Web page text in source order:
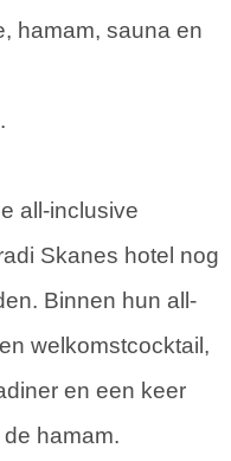
hamam, sauna en
all-inclusive
Skanes hotel nog
Binnen hun all-
welkomstcocktail,
en een keer
hamam.